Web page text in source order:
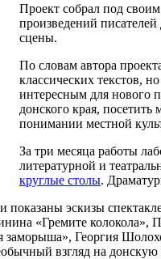
Проект собрал под
произведений
сцены.
По словам автора
классических текстов,
интересным для нового
донского края,
понимании местной
За три месяца работы
литературной и
круглые столы.
показаны эскизы
«Гремите колокола»,
Георгия
взгляд на